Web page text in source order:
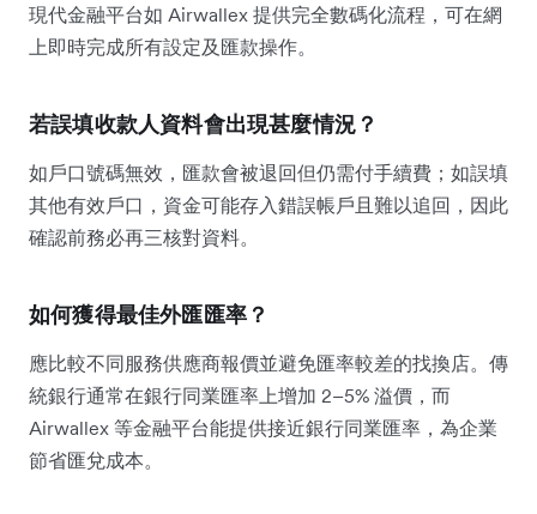
現代金融平台如 Airwallex 提供完全數碼化流程，可在網
上即時完成所有設定及匯款操作。
若誤填收款人資料會出現甚麼情況？
如戶口號碼無效，匯款會被退回但仍需付手續費；如誤填
其他有效戶口，資金可能存入錯誤帳戶且難以追回，因此
確認前務必再三核對資料。
如何獲得最佳外匯匯率？
應比較不同服務供應商報價並避免匯率較差的找換店。傳
統銀行通常在銀行同業匯率上增加 2–5% 溢價，而
Airwallex 等金融平台能提供接近銀行同業匯率，為企業
節省匯兌成本。